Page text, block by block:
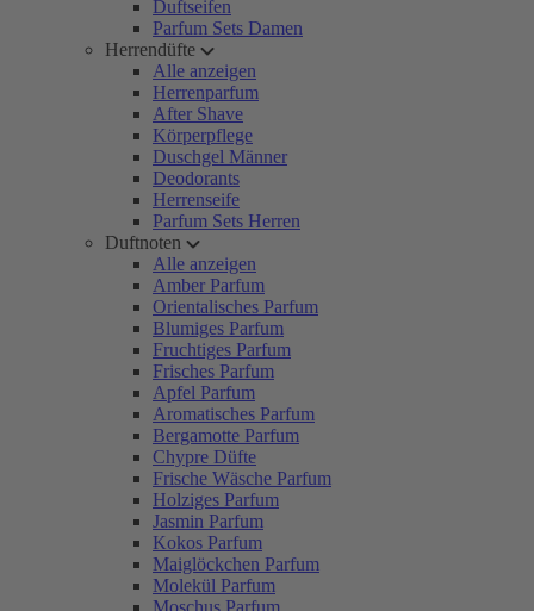
Duftseifen
Parfum Sets Damen
Herrendüfte
Alle anzeigen
Herrenparfum
After Shave
Körperpflege
Duschgel Männer
Deodorants
Herrenseife
Parfum Sets Herren
Duftnoten
Alle anzeigen
Amber Parfum
Orientalisches Parfum
Blumiges Parfum
Fruchtiges Parfum
Frisches Parfum
Apfel Parfum
Aromatisches Parfum
Bergamotte Parfum
Chypre Düfte
Frische Wäsche Parfum
Holziges Parfum
Jasmin Parfum
Kokos Parfum
Maiglöckchen Parfum
Molekül Parfum
Moschus Parfum